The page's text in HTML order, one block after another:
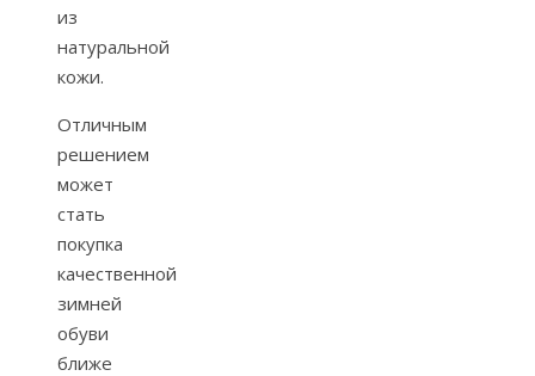
из
натуральной
кожи.
Отличным
решением
может
стать
покупка
качественной
зимней
обуви
ближе